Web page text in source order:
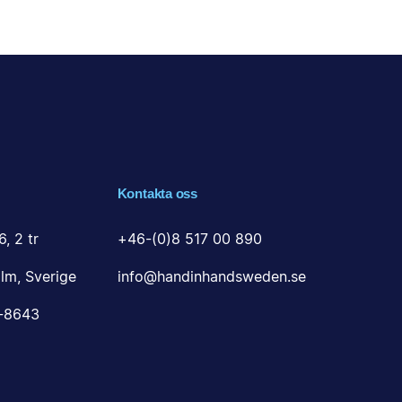
2 tr
Sverige
8643
Kontakta oss
+46-(0)8 517 00 890
info@handinhandsweden.se